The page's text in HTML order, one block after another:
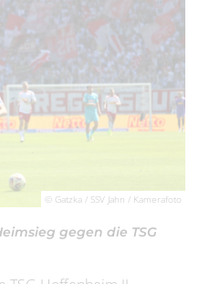
© Gatzka / SSV Jahn / Kamerafoto
gegen die TSG